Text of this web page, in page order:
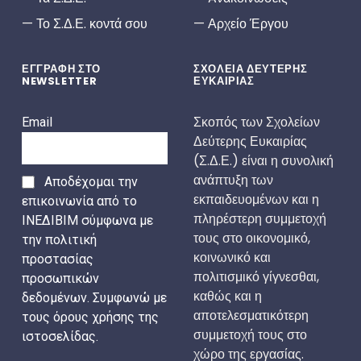
Το Σ.Δ.Ε. κοντά σου
Αρχείο Έργου
ΕΓΓΡΑΦΗ ΣΤΟ
NEWSLETTER
Email
Αποδέχομαι την
επικοινωνία από το
ΙΝΕΔΙΒΙΜ σύμφωνα με
την πολιτική
προστασίας
προσωπικών
δεδομένων. Συμφωνώ με
τους όρους χρήσης της
ιστοσελίδας.
ΣΧΟΛΕΙΑ ΔΕΥΤΕΡΗΣ
ΕΥΚΑΙΡΙΑΣ
Σκοπός των Σχολείων
Δεύτερης Ευκαιρίας
(Σ.Δ.Ε.) είναι η συνολική
ανάπτυξη των
εκπαιδευομένων και η
πληρέστερη συμμετοχή
τους στο οικονομικό,
κοινωνικό και
πολιτισμικό γίγνεσθαι,
καθώς και η
αποτελεσματικότερη
συμμετοχή τους στο
χώρο της εργασίας.